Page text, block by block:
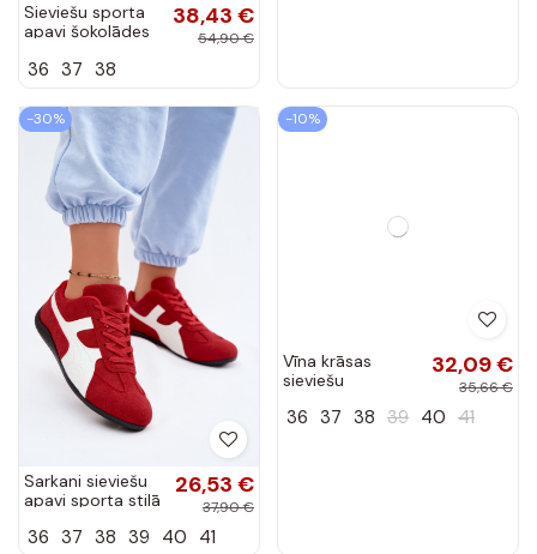
Sieviešu sporta
apavi šokolādes
38,43 €
54,90 €
36 37 38
-30%
Sarkani sieviešu
apavi sporta stilā
26,53 €
37,90 €
36 37 38 39 40 41
-10%
Vīna krāsas
sieviešu
Amaryllis
32,09 €
35,66 €
36 37 38 39 40 41